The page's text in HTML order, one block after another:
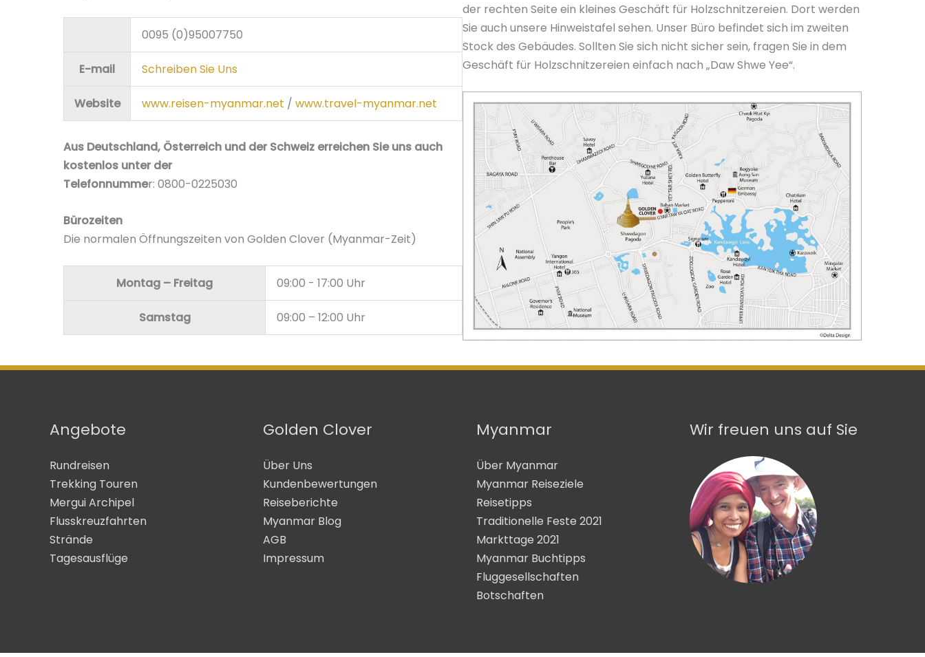
0095 (0)95007750
E-mail Schreiben Sie Uns
Website www.reisen-myanmar.net / www.travel-myanmar.net
Aus Deutschland, Österreich und der Schweiz erreichen Sie uns auch
kostenlos unter der
Telefonnummer: 0800-0225030
Bürozeiten
Die normalen Öffnungszeiten von Golden Clover (Myanmar-Zeit)
Montag – Freitag 09:00 - 17:00 Uhr
Samstag 09:00 – 12:00 Uhr
der rechten Seite ein kleines Geschäft für Holzschnitzereien. Dort werden
Sie auch unsere Hinweistafel sehen. Unser Büro befindet sich im zweiten
Stock des Gebäudes. Sollten Sie sich nicht sicher sein, fragen Sie in dem
Geschäft für Holzschnitzereien einfach nach „Daw Shwe Yee“.
Angebote
Rundreisen
Trekking Touren
Mergui Archipel
Flusskreuzfahrten
Strände
Tagesausflüge
Golden Clover
Über Uns
Kundenbewertungen
Reiseberichte
Myanmar Blog
AGB
Impressum
Myanmar
Über Myanmar
Myanmar Reiseziele
Reisetipps
Traditionelle Feste 2021
Markttage 2021
Myanmar Buchtipps
Fluggesellschaften
Botschaften
Wir freuen uns auf Sie